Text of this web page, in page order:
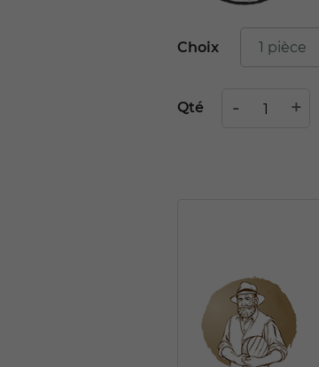
Choix
Qté